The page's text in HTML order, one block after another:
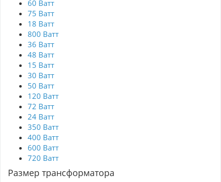
60 Ватт
75 Ватт
18 Ватт
800 Ватт
36 Ватт
48 Ватт
15 Ватт
30 Ватт
50 Ватт
120 Ватт
72 Ватт
24 Ватт
350 Ватт
400 Ватт
600 Ватт
720 Ватт
Размер трансформатора